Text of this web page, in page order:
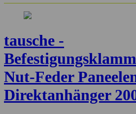
tausche -
Nut-Feder
Direktanhänger